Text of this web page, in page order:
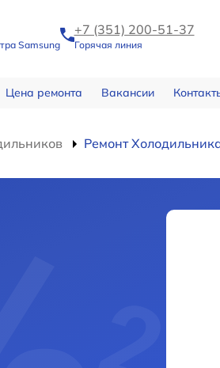
Samsung
+7 (351) 200-51-37
Горячая линия
Цена ремонта Вакансии
Ремонт